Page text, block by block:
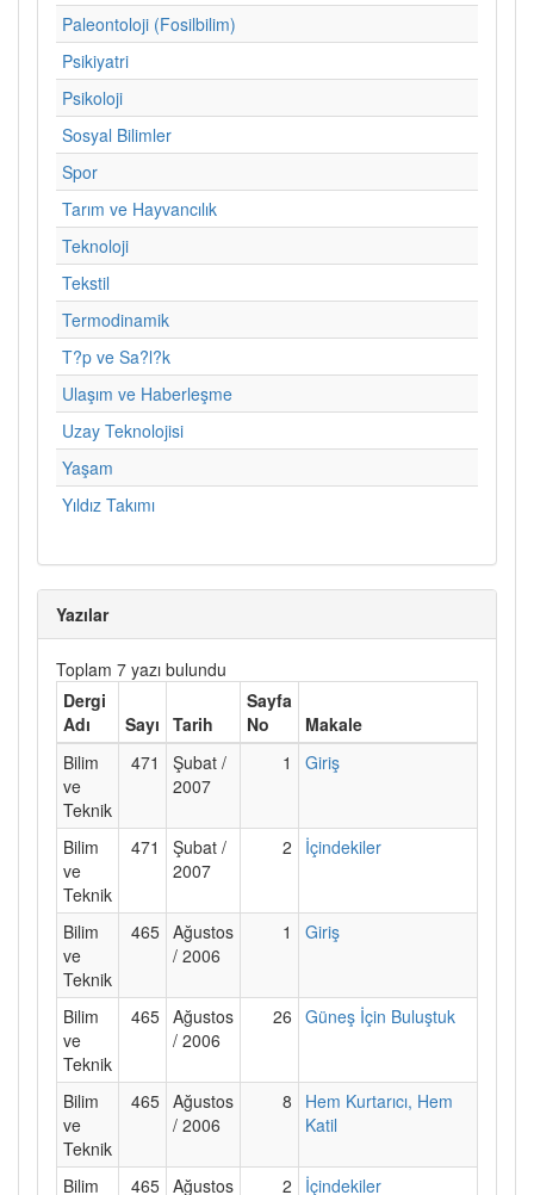
Paleontoloji (Fosilbilim)
Psikiyatri
Psikoloji
Sosyal Bilimler
Spor
Tarım ve Hayvancılık
Teknoloji
Tekstil
Termodinamik
T?p ve Sa?l?k
Ulaşım ve Haberleşme
Uzay Teknolojisi
Yaşam
Yıldız Takımı
Yazılar
Toplam 7 yazı bulundu
Dergi
Adı
Sayı Tarih
Sayfa
No
Makale
Bilim
ve
Teknik
471
Şubat /
2007
1 Giriş
Bilim
ve
Teknik
471
Şubat /
2007
2 İçindekiler
Bilim
ve
Teknik
465 Ağustos
/ 2006
1 Giriş
Bilim
ve
Teknik
465 Ağustos
/ 2006
26 Güneş İçin Buluştuk
Bilim
ve
Teknik
465 Ağustos
/ 2006
8
Hem Kurtarıcı, Hem
Katil
Bilim 465 Ağustos 2 İçindekiler